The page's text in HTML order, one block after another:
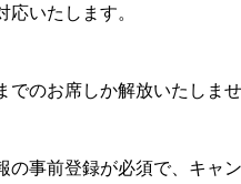
いたします。
でのお席しか解放いたしませ
の事前登録が必須で、キャ